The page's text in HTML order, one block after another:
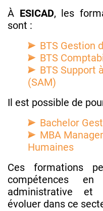
À ESICAD, les
sont :
BTS Gestion
BTS
BTS Support
(SAM)
Il est possible de
Bachelor
MBA
Humaines
Ces formations
compétences
administrative et
évoluer dans ce